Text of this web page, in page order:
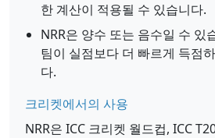
한 계산이 적용될 수 있습니다.
NRR은 양수 또는 음수일 수 있
팀이 실점보다 더 빠르게 득점
다.
크리켓에서의 사용
NRR은 ICC 크리켓 월드컵, ICC